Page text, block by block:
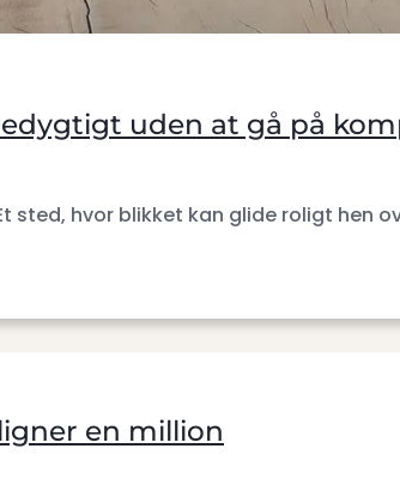
uden at gå på
sted, hvor blikket kan glide roligt hen
en million